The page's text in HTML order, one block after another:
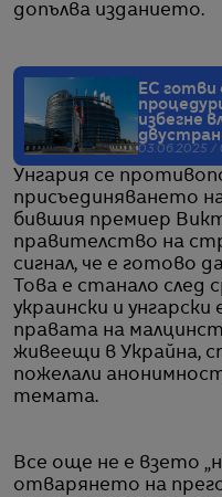
допълва изданието.
ЕС готви
избегне
03.06.2025 /
Унгария се
присъединяването
бившия премиер
правителство на
сигнал, че е готово
Това е станало след
украински и
правата на
живеещи в Украйна,
пожелали
темата.
Все още не е взето
отварянето на